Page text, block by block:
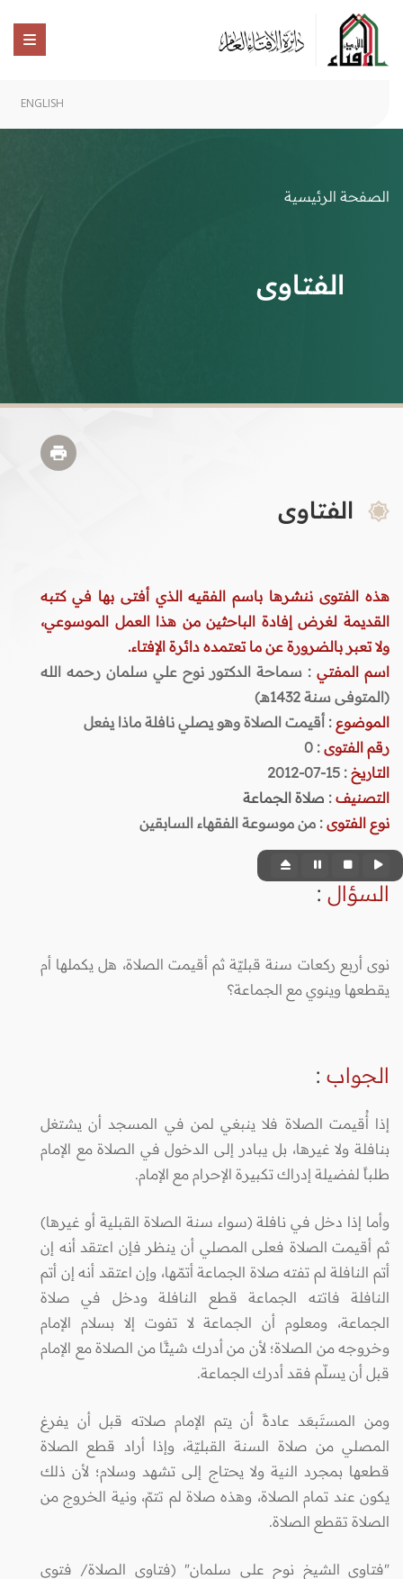
ENGLISH
الصفحة الرئيسية
الفتاوى
الفتاوى
هذه الفتوى ننشرها باسم الفقيه الذي أفتى بها في كتبه
القديمة لغرض إفادة الباحثين من هذا العمل الموسوعي،
ولا تعبر بالضرورة عن ما تعتمده دائرة الإفتاء.
اسم المفتي : سماحة الدكتور نوح علي سلمان رحمه الله
(المتوفى سنة 1432هـ)
الموضوع : أقيمت الصلاة وهو يصلي نافلة ماذا يفعل
رقم الفتوى :
0
التاريخ : 15-07-2012
التصنيف : صلاة الجماعة
نوع الفتوى : من موسوعة الفقهاء السابقين
السؤال :
نوى أربع ركعات سنة قبليّة ثم أقيمت الصلاة، هل يكملها أم
يقطعها وينوي مع الجماعة؟
الجواب :
إذا أُقيمت الصلاة فلا ينبغي لمن في المسجد أن يشتغل
بنافلة ولا غيرها، بل يبادر إلى الدخول في الصلاة مع الإمام
طلباً لفضيلة إدراك تكبيرة الإحرام مع الإمام.
وأما إذا دخل في نافلة (سواء سنة الصلاة القبلية أو غيرها)
ثم أقيمت الصلاة فعلى المصلي أن ينظر فإن اعتقد أنه إن
أتم النافلة لم تفته صلاة الجماعة أتمّها، وإن اعتقد أنه إن أتم
النافلة فاتته الجماعة قطع النافلة ودخل في صلاة
الجماعة، ومعلوم أن الجماعة لا تفوت إلا بسلام الإمام
وخروجه من الصلاة؛ لأن من أدرك شيئًا من الصلاة مع الإمام
قبل أن يسلّم فقد أدرك الجماعة.
ومن المستَبعَد عادةً أن يتم الإمام صلاته قبل أن يفرغ
المصلي من صلاة السنة القبليّة، وإذا أراد قطع الصلاة
قطعها بمجرد النية ولا يحتاج إلى تشهد وسلام؛ لأن ذلك
يكون عند تمام الصلاة، وهذه صلاة لم تتمّ، ونية الخروج من
الصلاة تقطع الصلاة.
"فتاوى الشيخ نوح علي سلمان" (فتاوى الصلاة/ فتوى